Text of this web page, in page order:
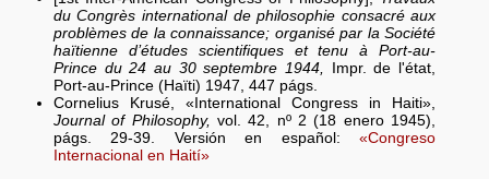
du Congrès international de philosophie consacré aux
problèmes de la connaissance; organisé par la Société
haïtienne d’études scientifiques et tenu à Port-au-
Prince du 24 au 30 septembre 1944,
Impr. de l'état,
Port-au-Prince (Haïti) 1947, 447 págs.
Cornelius Krusé, «International Congress in Haiti»,
Journal of Philosophy, vol. 42, nº 2 (18 enero 1945),
págs. 29-39. Versión en español:«Congreso
Internacional en Haití»